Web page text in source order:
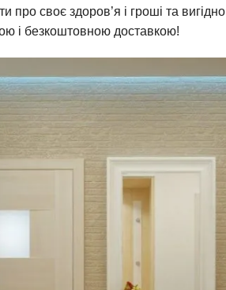
про своє здоров’я і гроші та вигідно
і безкоштовною доставкою!